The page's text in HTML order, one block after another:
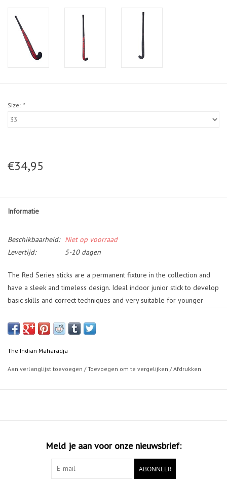
Size: *
€34,95
Informatie
Beschikbaarheid:
Niet op voorraad
Levertijd:
5-10 dagen
The Red Series sticks are a permanent fixture in the collection and
have a sleek and timeless design. Ideal indoor junior stick to develop
basic skills and correct techniques and very suitable for younger
touch for good control and ball-stick handling. indoor midbow: 20
The Indian Maharadja
Aan verlanglijst toevoegen /Toevoegen om te vergelijken /Afdrukken
Meld je aan voor onze nieuwsbrief:
ABONNEER